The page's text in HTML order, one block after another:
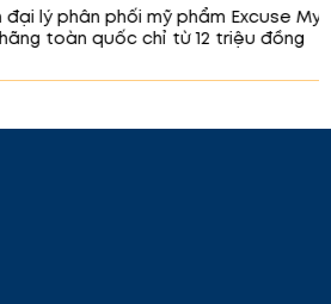
mỹ phẩm Excuse My Frank
chỉ từ 12 triệu đồng